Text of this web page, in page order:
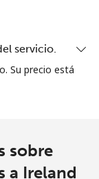
servicio.
Su precio está
sobre
a Ireland